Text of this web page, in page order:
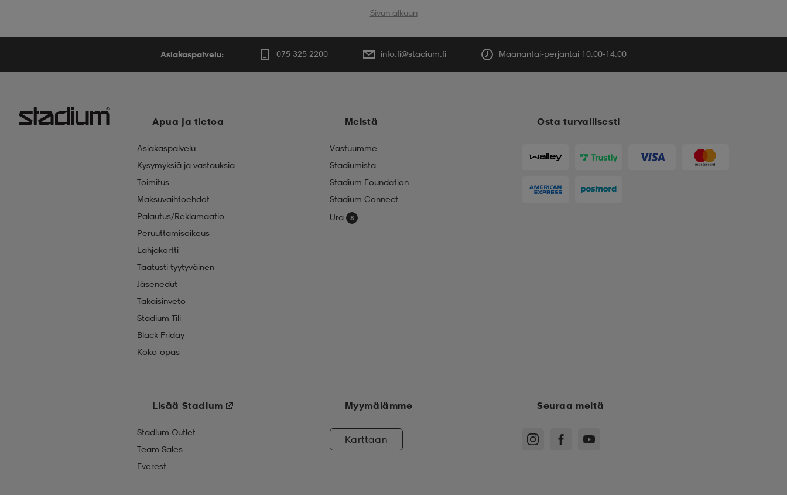
Sivun alkuun
Asiakaspalvelu: 075 325 2200 info.fi@stadium.fi Maanantai-perjantai 10.00-14.00
Apua ja tietoa
Asiakaspalvelu
Kysymyksiä ja vastauksia
Toimitus
Maksuvaihtoehdot
Palautus/Reklamaatio
Peruuttamisoikeus
Lahjakortti
Taatusti tyytyväinen
Jäsenedut
Takaisinveto
Stadium Tili
Black Friday
Koko-opas
Meistä
Vastuumme
Stadiumista
Stadium Foundation
Stadium Connect
Ura
Osta turvallisesti
Lisää Stadium
Stadium Outlet
Team Sales
Everest
Myymälämme
Karttaan
Seuraa meitä